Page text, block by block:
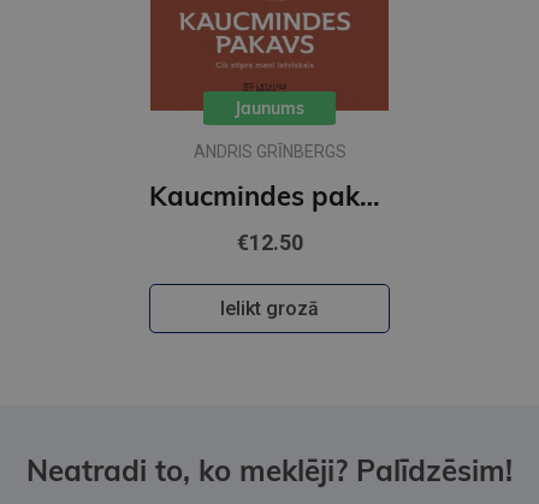
Jaunums
ANDRIS GRĪNBERGS
Kaucmindes pakavs
€12.50
Ielikt grozā
Neatradi to, ko meklēji? Palīdzēsim!